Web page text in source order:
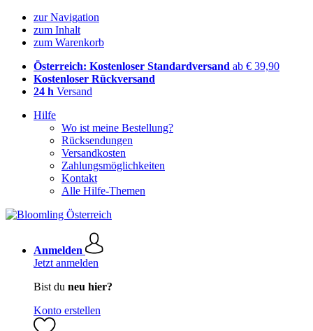
zur Navigation
zum Inhalt
zum Warenkorb
Österreich: Kostenloser Standardversand ab € 39,90
Kostenloser Rückversand
24 h Versand
Hilfe
Wo ist meine Bestellung?
Rücksendungen
Versandkosten
Zahlungsmöglichkeiten
Kontakt
Alle Hilfe-Themen
Anmelden
Jetzt anmelden
Bist du neu hier?
Konto erstellen